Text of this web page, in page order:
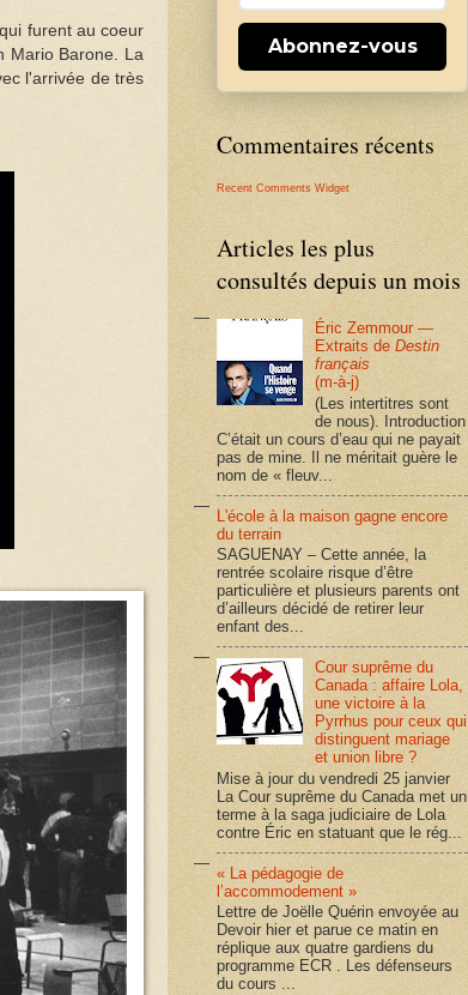
furent au coeur
Mario Barone. La
l'arrivée de très
Abonnez-vous
Commentaires récents
Recent Comments Widget
Articles les plus
consultés depuis un mois
Éric Zemmour —
Extraits deDestin
français
(m-à-j)
(Les intertitres sont
de nous). Introduction
C’était un cours d’eau qui ne payait
pas de mine. Il ne méritait guère le
nom de « fleuv...
L'école à la maison gagne encore
du terrain
SAGUENAY – Cette année, la
rentrée scolaire risque d’être
particulière et plusieurs parents ont
d’ailleurs décidé de retirer leur
enfant des...
Cour suprême du
Canada : affaire Lola,
une victoire à la
Pyrrhus pour ceux qui
distinguent mariage
et union libre ?
Mise à jour du vendredi 25 janvier
La Cour suprême du Canada met un
terme à la saga judiciaire de Lola
contre Éric en statuant que le rég...
« La pédagogie de
l’accommodement »
Lettre de Joëlle Quérin envoyée au
Devoir hier et parue ce matin en
réplique aux quatre gardiens du
programme ECR . Les défenseurs
du cours ...